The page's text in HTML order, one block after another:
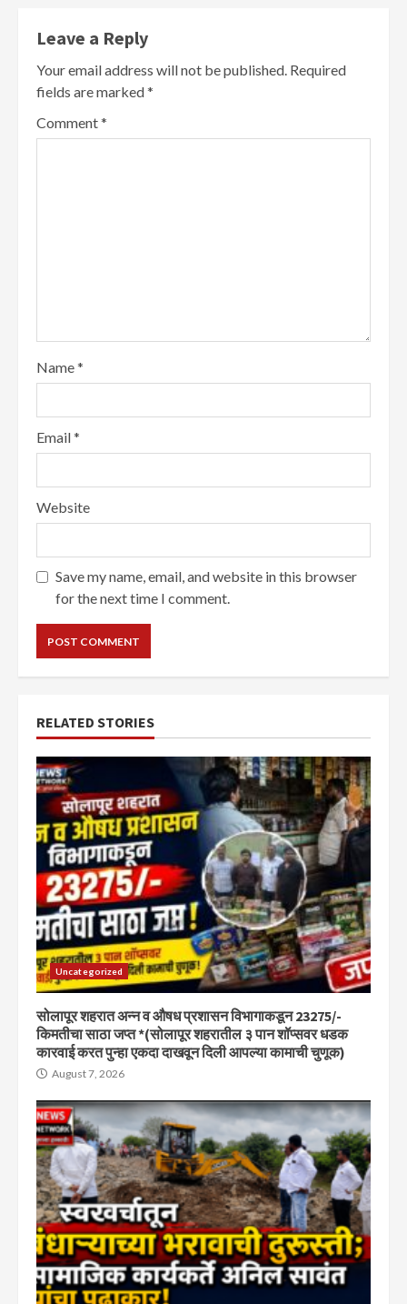
Leave a Reply
Your email address will not be published. Required
fields are marked*
Comment*
Name*
Email*
Website
Save my name, email, and website in this browser
for the next time I comment.
RELATED STORIES
Uncategorized
सोलापूर शहरात अन्न व औषध प्रशासन विभागाकडून 23275/-
किमतीचा साठा जप्त *(सोलापूर शहरातील ३ पान शॉप्सवर धडक
कारवाई करत पुन्हा एकदा दाखवून दिली आपल्या कामाची चुणूक)
August 7, 2026